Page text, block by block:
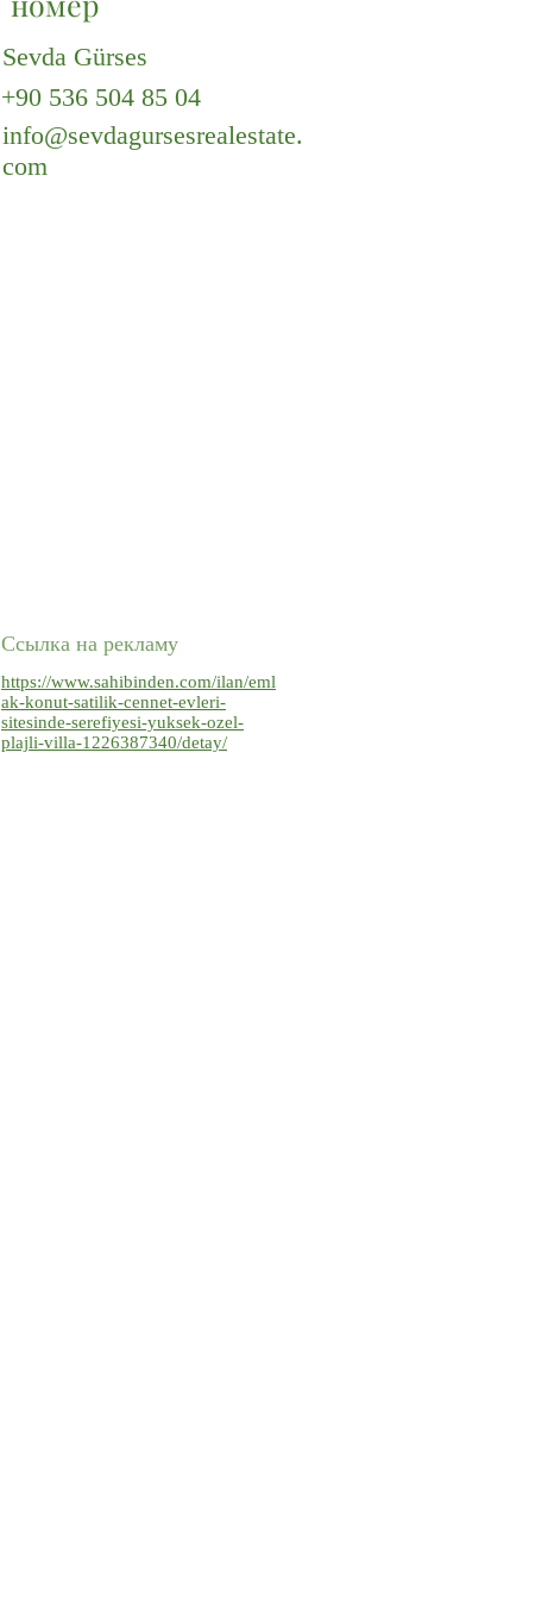
Sevda Gürses
+90 536 504 85 04
info@sevdagursesrealestate.
com
Ссылка на рекламу
https://www.sahibinden.com/ilan/eml
ak-konut-satilik-cennet-evleri-
sitesinde-serefiyesi-yuksek-ozel-
plajli-villa-1226387340/detay/